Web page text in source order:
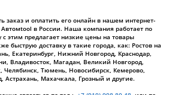
заказ и оплатить его онлайн в нашем интернет-
Автомtool в России. Наша компания работает по
этим предлагает низкие цены на товары
быструю доставку в такие города, как: Ростов на
Екатеринбург, Нижний Новгород, Краснодар,
Владивосток, Магадан, Великий Новгород,
Челябинск, Тюмень, Новосибирск, Кемерово,
Астрахань, Махачкала, Грозный и другие.